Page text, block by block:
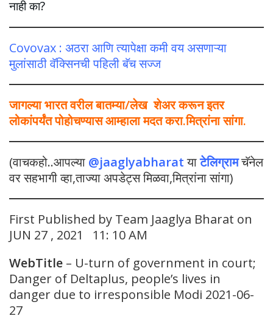
नाही का?
Covovax : अठरा आणि त्यापेक्षा कमी वय असणाऱ्या
मुलांसाठी वॅक्सिनची पहिली बॅच सज्ज
जागल्या भारत वरील बातम्या/लेख शेअर करून इतर
लोकांपर्यंत पोहोचण्यास आम्हाला मदत करा.मित्रांना सांगा.
(वाचकहो..आपल्या @jaaglyabharat याटेलिग्रामचॅनेल
वर सहभागी व्हा,ताज्या अपडेट्स मिळवा,मित्रांना सांगा)
First Published by Team Jaaglya Bharat on
JUN 27 , 2021 11: 10 AM
WebTitle – U-turn of government in court;
Danger of Deltaplus, people’s lives in
danger due to irresponsible Modi 2021-06-
27